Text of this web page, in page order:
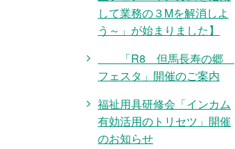
して業務の３Mを解消しよ
う～」が始まりました】
「R8 但馬長寿の郷
フェスタ」開催のご案内
福祉用具研修会「インカム
有効活用のトリセツ」開催
のお知らせ